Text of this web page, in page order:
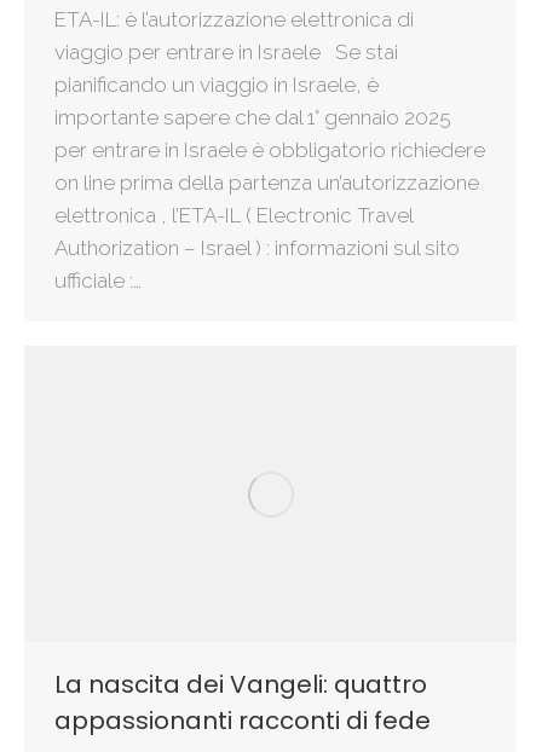
ETA-IL: è l’autorizzazione elettronica di
viaggio per entrare in Israele Se stai
pianificando un viaggio in Israele, è
importante sapere che dal 1° gennaio 2025
per entrare in Israele è obbligatorio richiedere
on line prima della partenza un’autorizzazione
elettronica , l’ETA-IL ( Electronic Travel
Authorization – Israel ) : informazioni sul sito
ufficiale :…
La nascita dei Vangeli: quattro
appassionanti racconti di fede